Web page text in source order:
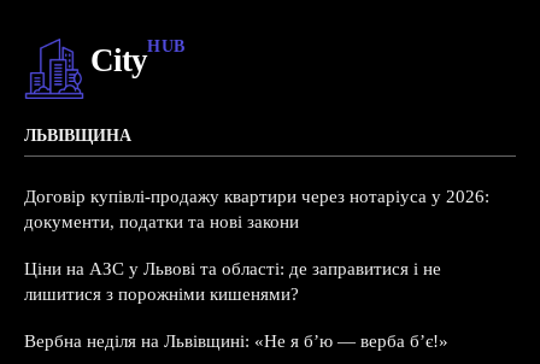
CityHUB
ЛЬВІВЩИНА
Договір купівлі-продажу квартири через нотаріуса у 2026:
документи, податки та нові закони
Ціни на АЗС у Львові та області: де заправитися і не
лишитися з порожніми кишенями?
Вербна неділя на Львівщині: «Не я б’ю — верба б’є!»